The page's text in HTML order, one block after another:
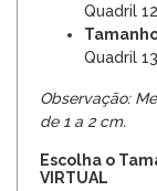
Quadril
Quadril
Observação:
de 1 a 2 cm.
Escolha o
VIRTUAL